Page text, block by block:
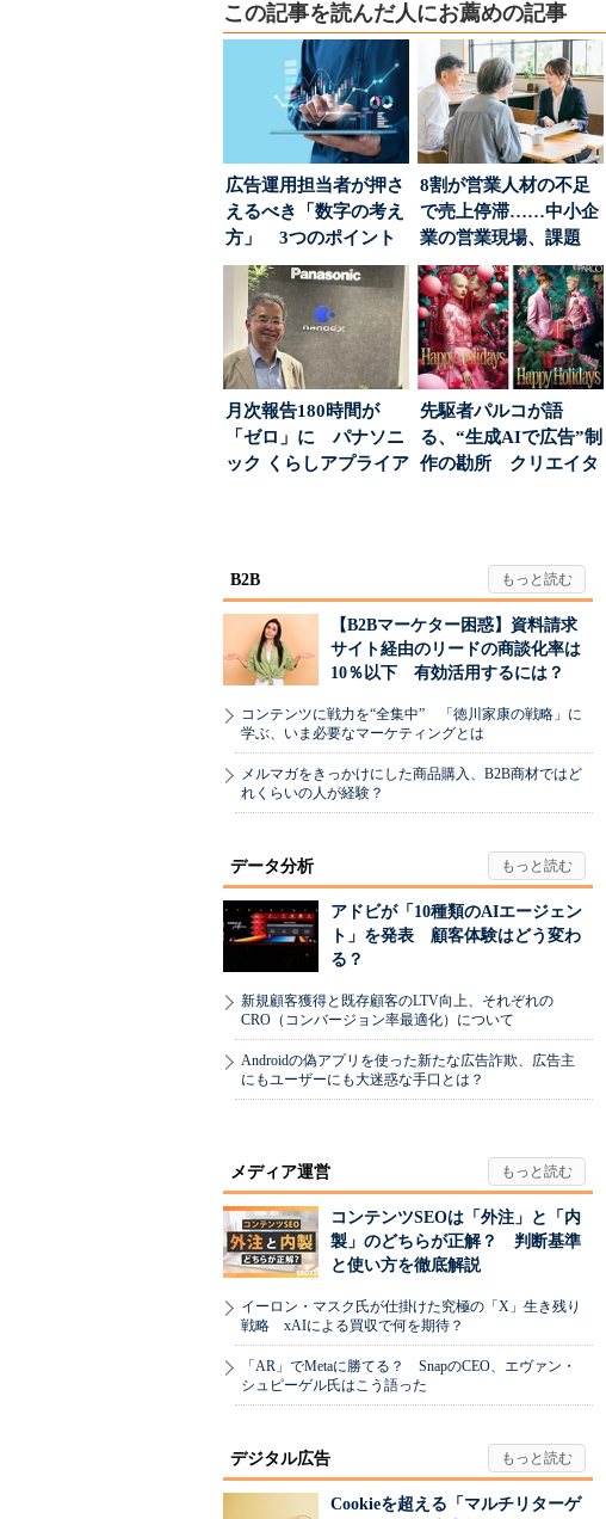
この記事を読んだ人にお薦めの記事
広告運用担当者が押さ
えるべき「数字の考え
方」 3つのポイント
とは
8割が営業人材の不足
で売上停滞……中小企
業の営業現場、課題
は？
月次報告180時間が
「ゼロ」に パナソニ
ック くらしアプライア
先駆者パルコが語
る、“生成AIで広告”制
作の勘所 クリエイタ
B2B
【B2Bマーケター困惑】資料請求
サイト経由のリードの商談化率は
10％以下 有効活用するには？
コンテンツに戦力を“全集中” 「徳川家康の戦略」に
学ぶ、いま必要なマーケティングとは
メルマガをきっかけにした商品購入、B2B商材ではど
れくらいの人が経験？
データ分析
アドビが「10種類のAIエージェン
ト」を発表 顧客体験はどう変わ
る？
新規顧客獲得と既存顧客のLTV向上、それぞれの
CRO（コンバージョン率最適化）について
Androidの偽アプリを使った新たな広告詐欺、広告主
にもユーザーにも大迷惑な手口とは？
メディア運営
コンテンツSEOは「外注」と「内
製」のどちらが正解？ 判断基準
と使い方を徹底解説
イーロン・マスク氏が仕掛けた究極の「X」生き残り
戦略 xAIによる買収で何を期待？
「AR」でMetaに勝てる？ SnapのCEO、エヴァン・
シュピーゲル氏はこう語った
デジタル広告
Cookieを超える「マルチリターゲ